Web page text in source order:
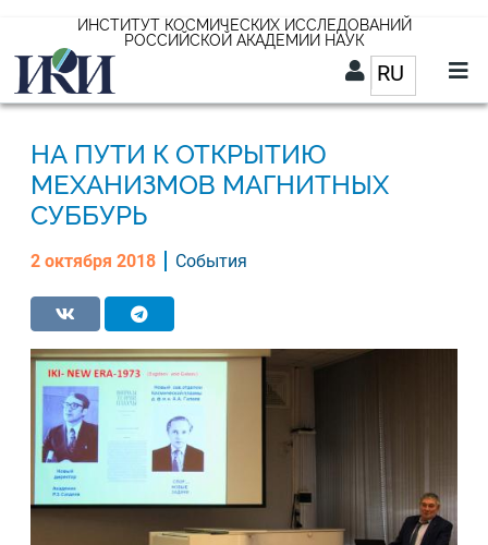
основному
содержанию
ИНСТИТУТ КОСМИЧЕСКИХ ИССЛЕДОВАНИЙ
РОССИЙСКОЙ АКАДЕМИИ НАУК
RUСписок
RU
НА ПУТИ К ОТКРЫТИЮ
МЕХАНИЗМОВ МАГНИТНЫХ
СУББУРЬ
2 октября 2018 События